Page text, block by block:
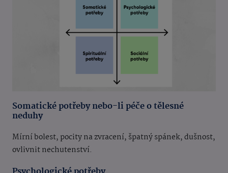
Somatické potřeby nebo-li péče o tělesné
neduhy
Mírní bolest, pocity na zvracení, špatný spánek, dušnost,
ovlivnit nechutenství.